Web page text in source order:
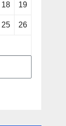
18 19
25 26